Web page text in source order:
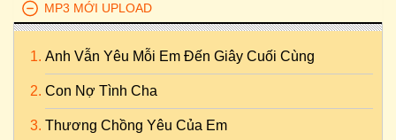
MP3 MỚI UPLOAD
Anh Vẫn Yêu Mỗi Em Đến Giây Cuối Cùng
Con Nợ Tình Cha
Thương Chồng Yêu Của Em